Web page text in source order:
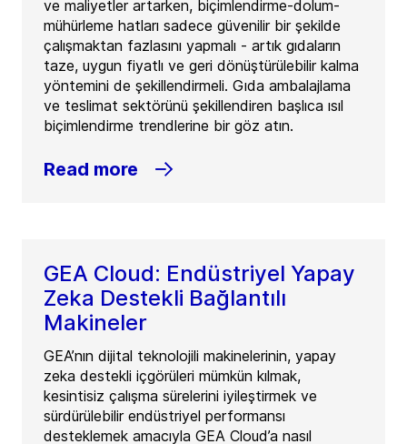
ve maliyetler artarken, biçimlendirme-dolum-
mühürleme hatları sadece güvenilir bir şekilde
çalışmaktan fazlasını yapmalı - artık gıdaların
taze, uygun fiyatlı ve geri dönüştürülebilir kalma
yöntemini de şekillendirmeli. Gıda ambalajlama
ve teslimat sektörünü şekillendiren başlıca ısıl
biçimlendirme trendlerine bir göz atın.
Read more
GEA Cloud: Endüstriyel Yapay
Zeka Destekli Bağlantılı
Makineler
GEA’nın dijital teknolojili makinelerinin, yapay
zeka destekli içgörüleri mümkün kılmak,
kesintisiz çalışma sürelerini iyileştirmek ve
sürdürülebilir endüstriyel performansı
desteklemek amacıyla GEA Cloud’a nasıl